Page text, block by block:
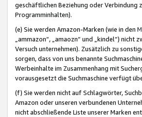
geschäftlichen Beziehung oder Verbindung
Programminhalten).
(e) Sie werden Amazon-Marken (wie in den
„ammazon“, „amaozn“ und „kindel“)
Versuch unternehmen). Zusätzlich zu
sorgen, dass von uns benannte
Werbeinhalte im Zusammenhang mit
vorausgesetzt die Suchmaschine verfügt
(f) Sie werden nicht auf Schlagwörter,
Amazon oder unseren verbundenen
nicht abschließende Liste unserer Marken